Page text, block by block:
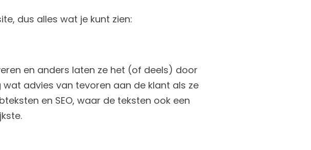
dus alles wat je kunt zien:
en anders laten ze het (of deels) door
advies van tevoren aan de klant als ze
en SEO, waar de teksten ook een